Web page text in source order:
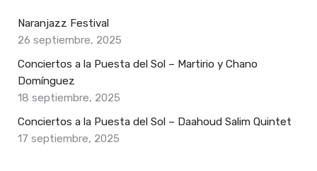
Naranjazz Festival
26 septiembre, 2025
Conciertos a la Puesta del Sol – Martirio y Chano
Domínguez
18 septiembre, 2025
Conciertos a la Puesta del Sol – Daahoud Salim Quintet
17 septiembre, 2025